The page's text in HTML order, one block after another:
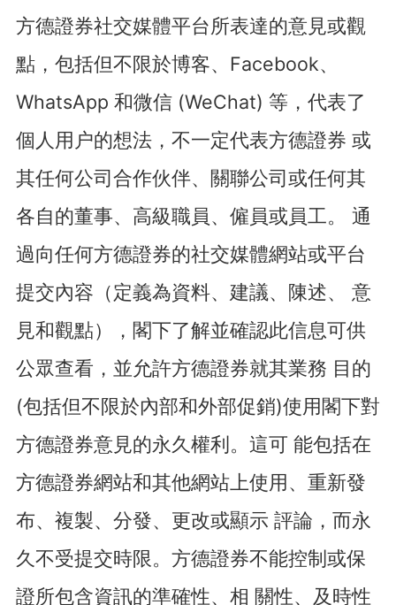
方德證券社交媒體平台所表達的意見或觀
點，包括但不限於博客、Facebook、
WhatsApp 和微信 (WeChat) 等，代表了
個人用户的想法，不一定代表方德證券 或
其任何公司合作伙伴、關聯公司或任何其
各自的董事、高級職員、僱員或員工。 通
過向任何方德證券的社交媒體網站或平台
提交內容（定義為資料、建議、陳述、 意
見和觀點），閣下了解並確認此信息可供
公眾查看，並允許方德證券就其業務 目的
(包括但不限於內部和外部促銷)使用閣下對
方德證券意見的永久權利。這可 能包括在
方德證券網站和其他網站上使用、重新發
布、複製、分發、更改或顯示 評論，而永
久不受提交時限。方德證券不能控制或保
證所包含資訊的準確性、相 關性、及時性